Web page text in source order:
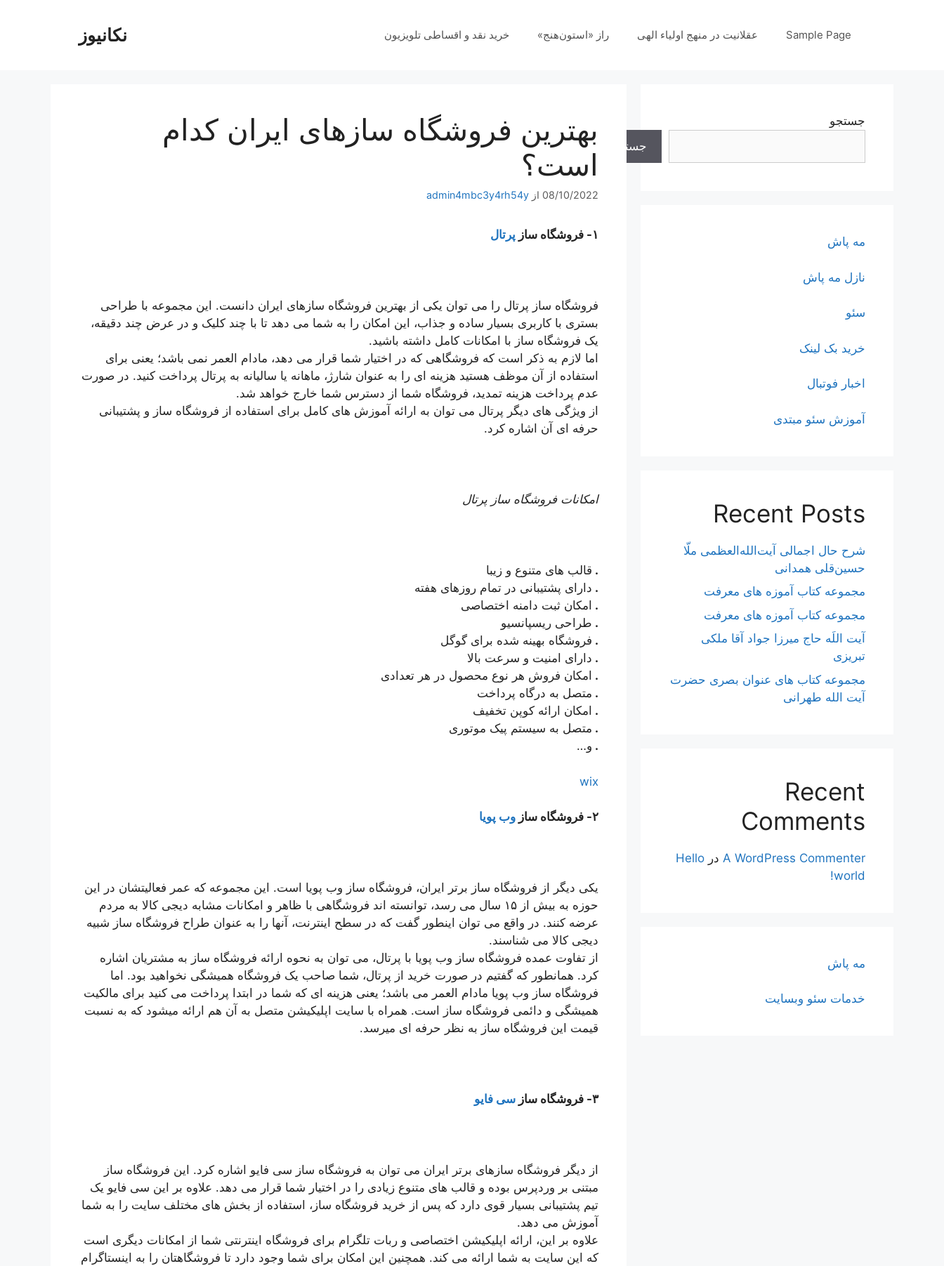
نکانیوز Sample Page عقلانیت در منهج اولیاء الهی راز «استون‌هنج» خرید نقد و اقساطی تلویزیون
بهترین فروشگاه سازهای ایران کدام
است؟
08/10/2022 از admin4mbc3y4rh54y
۱- فروشگاه ساز پرتال
فروشگاه ساز پرتال را می توان یکی از بهترین فروشگاه سازهای ایران دانست. این مجموعه با طراحی
بستری با کاربری بسیار ساده و جذاب، این امکان را به شما می دهد تا با چند کلیک و در عرض چند دقیقه،
یک فروشگاه ساز با امکانات کامل داشته باشید.
اما لازم به ذکر است که فروشگاهی که در اختیار شما قرار می دهد، مادام العمر نمی باشد؛ یعنی برای
استفاده از آن موظف هستید هزینه ای را به عنوان شارژ، ماهانه یا سالیانه به پرتال پرداخت کنید. در صورت
عدم پرداخت هزینه تمدید، فروشگاه شما از دسترس شما خارج خواهد شد.
از ویژگی های دیگر پرتال می توان به ارائه آموزش های کامل برای استفاده از فروشگاه ساز و پشتیبانی
حرفه ای آن اشاره کرد.
امکانات فروشگاه ساز پرتال
. قالب های متنوع و زیبا
. دارای پشتیبانی در تمام روزهای هفته
. امکان ثبت دامنه اختصاصی
. طراحی ریسپانسیو
. فروشگاه بهینه شده برای گوگل
. دارای امنیت و سرعت بالا
. امکان فروش هر نوع محصول در هر تعدادی
. متصل به درگاه پرداخت
. امکان ارائه کوپن تخفیف
. متصل به سیستم پیک موتوری
. و…
wix
۲- فروشگاه ساز وب پویا
یکی دیگر از فروشگاه ساز برتر ایران، فروشگاه ساز وب پویا است. این مجموعه که عمر فعالیتشان در این
حوزه به بیش از ۱۵ سال می رسد، توانسته اند فروشگاهی با ظاهر و امکانات مشابه دیجی کالا به مردم
عرضه کنند. در واقع می توان اینطور گفت که در سطح اینترنت، آنها را به عنوان طراح فروشگاه ساز شبیه
دیجی کالا می شناسند.
از تفاوت عمده فروشگاه ساز وب پویا با پرتال، می توان به نحوه ارائه فروشگاه ساز به مشتریان اشاره
کرد. همانطور که گفتیم در صورت خرید از پرتال، شما صاحب یک فروشگاه همیشگی نخواهید بود. اما
فروشگاه ساز وب پویا مادام العمر می باشد؛ یعنی هزینه ای که شما در ابتدا پرداخت می کنید برای مالکیت
همیشگی و دائمی فروشگاه ساز است. همراه با سایت اپلیکیشن متصل به آن هم ارائه میشود که به نسبت
قیمت این فروشگاه ساز به نظر حرفه ای میرسد.
۳- فروشگاه ساز سی فایو
از دیگر فروشگاه سازهای برتر ایران می توان به فروشگاه ساز سی فایو اشاره کرد. این فروشگاه ساز
مبتنی بر وردپرس بوده و قالب های متنوع زیادی را در اختیار شما قرار می دهد. علاوه بر این سی فایو یک
تیم پشتیبانی بسیار قوی دارد که پس از خرید فروشگاه ساز، استفاده از بخش های مختلف سایت را به شما
آموزش می دهد.
علاوه بر این، ارائه اپلیکیشن اختصاصی و ربات تلگرام برای فروشگاه اینترنتی شما از امکانات دیگری است
که این سایت به شما ارائه می کند. همچنین این امکان برای شما وجود دارد تا فروشگاهتان را به اینستاگرام
جستجو
جستجو
مه پاش
نازل مه پاش
سئو
خرید بک لینک
اخبار فوتبال
آموزش سئو مبتدی
Recent Posts
شرح حال اجمالی آیت‌الله‌العظمی ملّا
حسین‌قلی همدانی
مجموعه کتاب آموزه های معرفت
مجموعه کتاب آموزه های معرفت
آیت اللَه حاج میرزا جواد آقا ملکی
تبریزی
مجموعه کتاب های عنوان بصری حضرت
آیت الله طهرانی
Recent
Comments
A WordPress Commenter در Hello
world!
مه پاش
خدمات سئو وبسایت